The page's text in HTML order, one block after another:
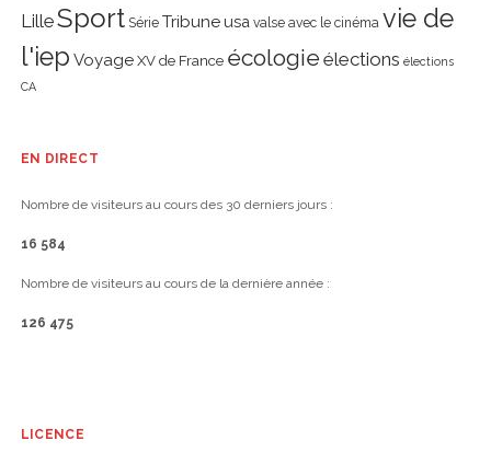
LilleSport Série Tribune usa valse avec le cinéma vie de
l'iep Voyage XV de France écologie élections élections
CA
EN DIRECT
Nombre de visiteurs au cours des 30 derniers jours :
16 584
Nombre de visiteurs au cours de la dernière année :
126 475
LICENCE